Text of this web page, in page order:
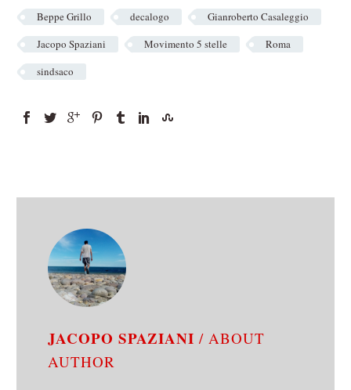
Beppe Grillo decalogo
Gianroberto Casaleggio
Jacopo Spaziani
Movimento 5 stelle
Roma
sindsaco
JACOPO SPAZIANI/ ABOUT
AUTHOR